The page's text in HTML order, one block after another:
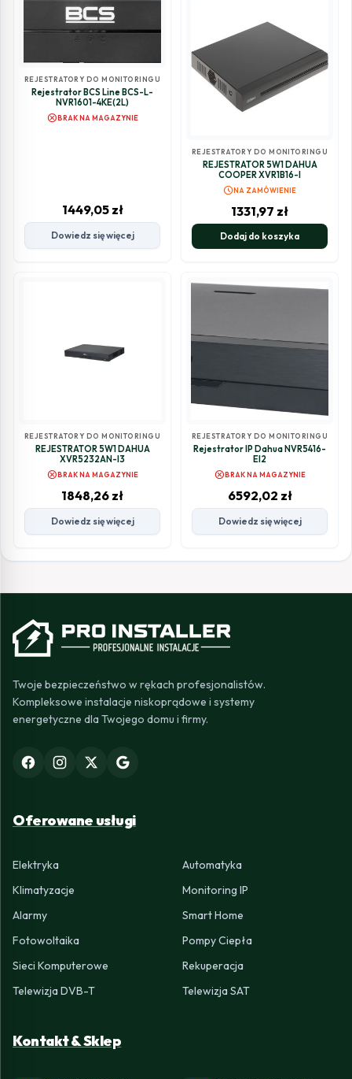
REJESTRATORY DO MONITORINGU
Rejestrator BCS Line BCS-L-
NVR1601-4KE(2L)
cancelBRAK NA MAGAZYNIE
1449,05 zł
Dowiedz się więcej
REJESTRATORY DO MONITORINGU
REJESTRATOR 5W1 DAHUA
COOPER XVR1B16-I
scheduleNA ZAMÓWIENIE
1331,97 zł
Dodaj do koszyka
REJESTRATORY DO MONITORINGU
REJESTRATOR 5W1 DAHUA
XVR5232AN-I3
cancelBRAK NA MAGAZYNIE
1848,26 zł
Dowiedz się więcej
REJESTRATORY DO MONITORINGU
Rejestrator IP Dahua NVR5416-
EI2
cancelBRAK NA MAGAZYNIE
6592,02 zł
Dowiedz się więcej
Twoje bezpieczeństwo w rękach profesjonalistów.
Kompleksowe instalacje niskoprądowe i systemy
energetyczne dla Twojego domu i firmy.
Oferowane usługi
Elektryka
Automatyka
Klimatyzacje
Monitoring IP
Alarmy
Smart Home
Fotowoltaika
Pompy Ciepła
Sieci Komputerowe
Rekuperacja
Telewizja DVB-T
Telewizja SAT
Kontakt & Sklep